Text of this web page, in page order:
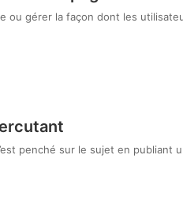
ou gérer la façon dont les
penché sur le sujet en publiant